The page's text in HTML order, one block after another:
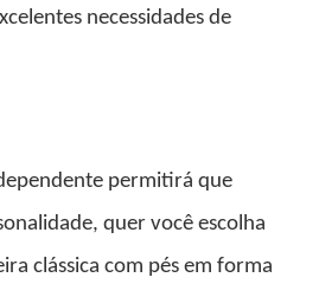
necessidades de
permitirá que
quer você escolha
clássica com pés em forma